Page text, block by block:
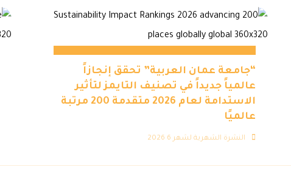
“جامعة عمان العربية” تحقق إنجازاً
عالمياً جديداً في تصنيف التايمز لتأثير
الاستدامة لعام 2026 متقدمة 200 مرتبة
عالميًا
النشرة الشهرية لشهر 6 2026